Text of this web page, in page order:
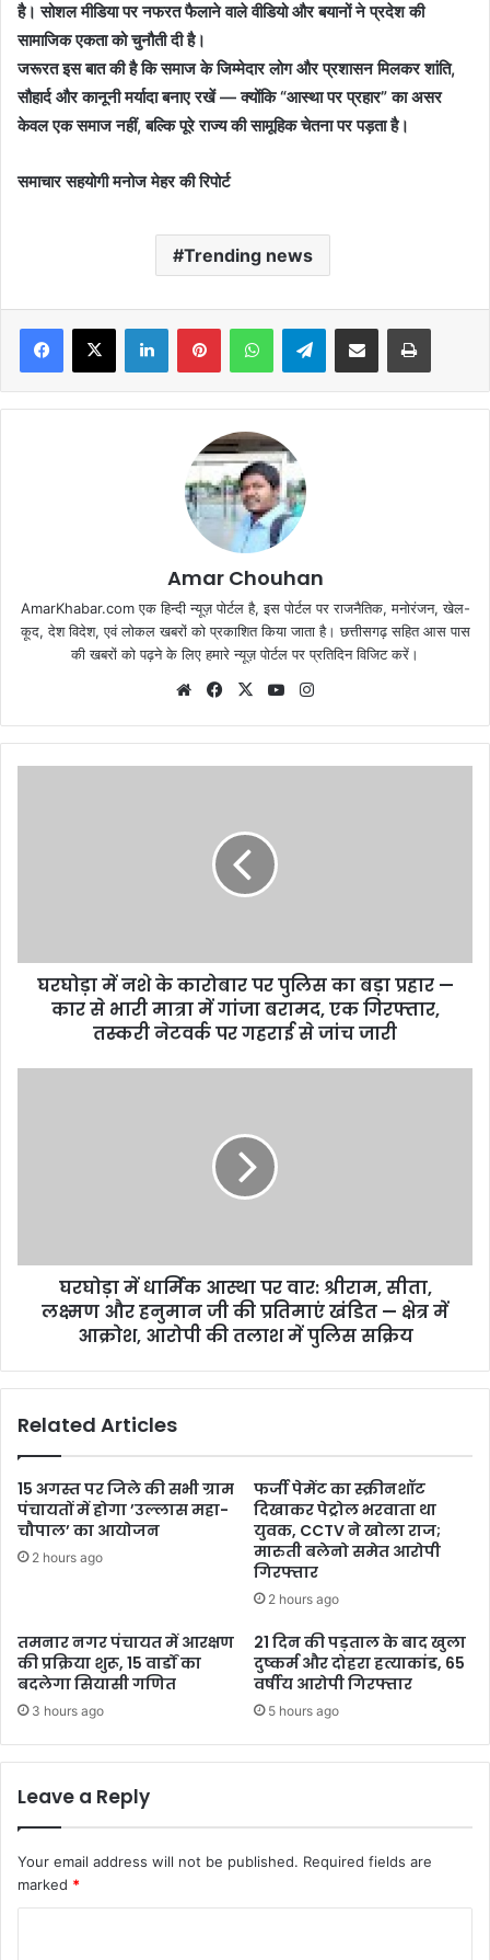
है। सोशल मीडिया पर नफरत फैलाने वाले वीडियो और बयानों ने प्रदेश की
सामाजिक एकता को चुनौती दी है।
जरूरत इस बात की है कि समाज के जिम्मेदार लोग और प्रशासन मिलकर शांति,
सौहार्द और कानूनी मर्यादा बनाए रखें — क्योंकि “आस्था पर प्रहार” का असर
केवल एक समाज नहीं, बल्कि पूरे राज्य की सामूहिक चेतना पर पड़ता है।
समाचार सहयोगी मनोज मेहर की रिपोर्ट
Trending news
Facebook
X LinkedInPinterestWhatsAppTelegramShare via Email Print
Amar Chouhan
AmarKhabar.com एक हिन्दी न्यूज़ पोर्टल है, इस पोर्टल पर राजनैतिक, मनोरंजन, खेल-
कूद, देश विदेश, एवं लोकल खबरों को प्रकाशित किया जाता है। छत्तीसगढ़ सहित आस पास
की खबरों को पढ़ने के लिए हमारे न्यूज़ पोर्टल पर प्रतिदिन विजिट करें।
WebsiteFacebook
X YouTube
घरघोड़ा में नशे के कारोबार पर पुलिस का बड़ा प्रहार —
कार से भारी मात्रा में गांजा बरामद, एक गिरफ्तार,
तस्करी नेटवर्क पर गहराई से जांच जारी
घरघोड़ा में धार्मिक आस्था पर वार: श्रीराम, सीता,
लक्ष्मण और हनुमान जी की प्रतिमाएं खंडित — क्षेत्र में
आक्रोश, आरोपी की तलाश में पुलिस सक्रिय
Related Articles
15 अगस्त पर जिले की सभी ग्राम
पंचायतों में होगा ’उल्लास महा-
चौपाल’ का आयोजन
2 hours ago
फर्जी पेमेंट का स्क्रीनशॉट
दिखाकर पेट्रोल भरवाता था
युवक, CCTV ने खोला राज;
मारुती बलेनो समेत आरोपी
गिरफ्तार
2 hours ago
तमनार नगर पंचायत में आरक्षण
की प्रक्रिया शुरू, 15 वार्डों का
बदलेगा सियासी गणित
3 hours ago
21 दिन की पड़ताल के बाद खुला
दुष्कर्म और दोहरा हत्याकांड, 65
वर्षीय आरोपी गिरफ्तार
5 hours ago
Leave a Reply
Your email address will not be published. Required fields are
marked *